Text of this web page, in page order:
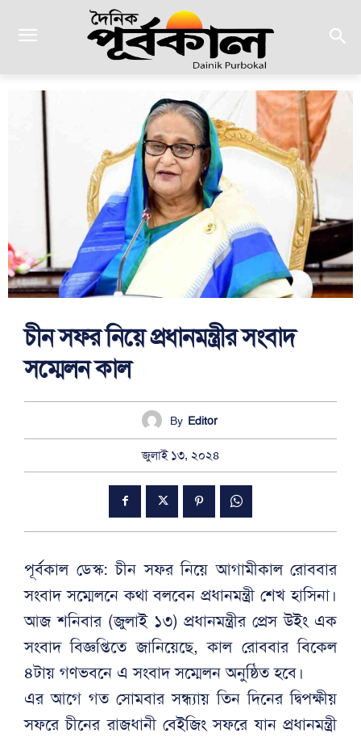
চীন সফর নিয়ে প্রধানমন্ত্রীর সংবাদ
সম্মেলন কাল
By Editor
জুলাই ১৩, ২০২৪
পূর্বকাল ডেস্ক: চীন সফর নিয়ে আগামীকাল রোববার
সংবাদ সম্মেলনে কথা বলবেন প্রধানমন্ত্রী শেখ হাসিনা।
আজ শনিবার (জুলাই ১৩) প্রধানমন্ত্রীর প্রেস উইং এক
সংবাদ বিজ্ঞপ্তিতে জানিয়েছে, কাল রোববার বিকেল
৪টায় গণভবনে এ সংবাদ সম্মেলন অনুষ্ঠিত হবে।
এর আগে গত সোমবার সন্ধ্যায় তিন দিনের দ্বিপক্ষীয়
সফরে চীনের রাজধানী বেইজিং সফরে যান প্রধানমন্ত্রী